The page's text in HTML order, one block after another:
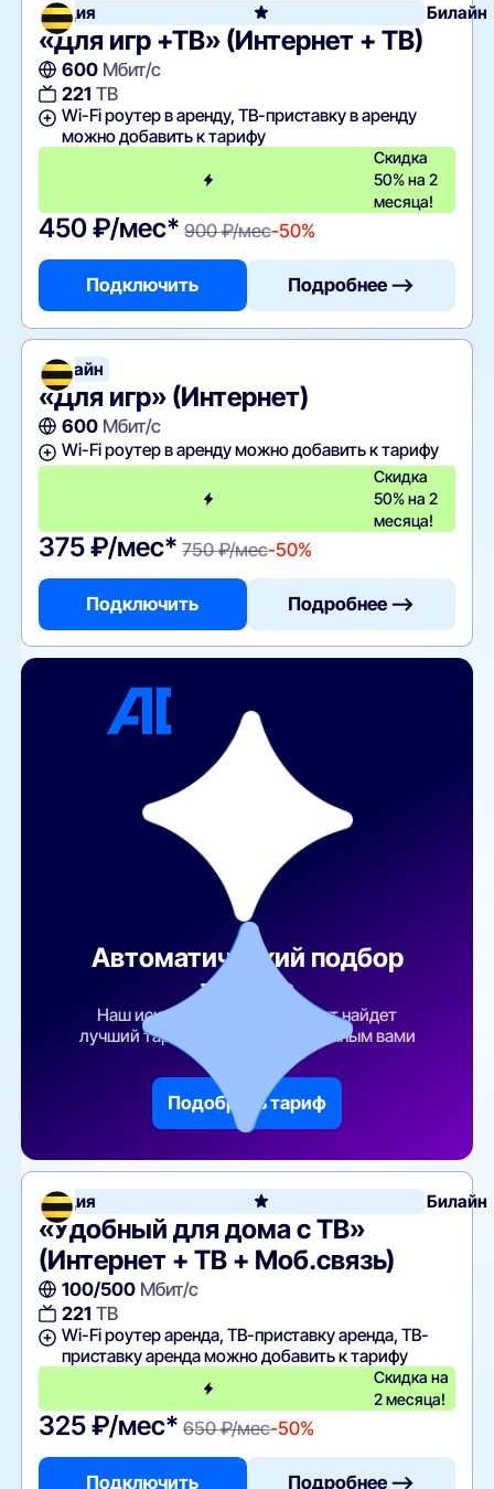
Акция Билайн
«Для игр +ТВ» (Интернет + ТВ)
600Мбит/с
221 ТВ
Wi-Fi роутер в аренду, ТВ-приставку в аренду
можно добавить к тарифу
Скидка
50% на 2
месяца!
450 ₽/мес* 900 ₽/мес-50%
Подключить Подробнее —>
Билайн
«Для игр» (Интернет)
600Мбит/с
Wi-Fi роутер в аренду можно добавить к тарифу
Скидка
50% на 2
месяца!
375 ₽/мес* 750 ₽/мес-50%
Подключить Подробнее —>
Автоматический подбор
тарифа
Наш искусственный интеллект найдет
лучший тарифный план по указанным вами
Подобрать тариф
Акция Билайн
«Удобный для дома с ТВ»
(Интернет + ТВ + Моб.связь)
100/500Мбит/с
221 ТВ
Wi-Fi роутер аренда, ТВ-приставку аренда, ТВ-
приставку аренда можно добавить к тарифу
Скидка на
2 месяца!
325 ₽/мес* 650 ₽/мес-50%
Подключить Подробнее —>